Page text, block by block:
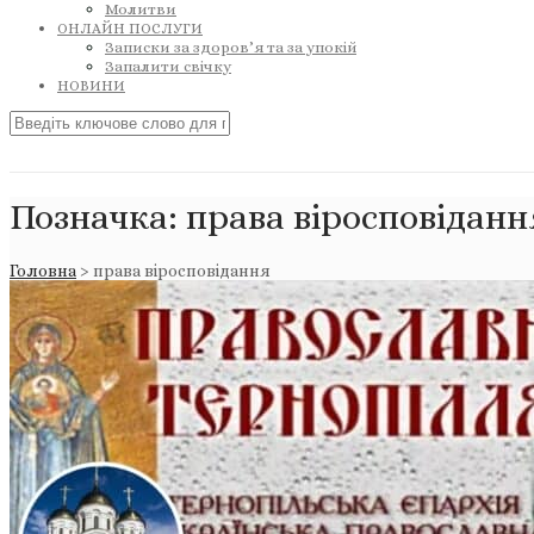
Молитви
ОНЛАЙН ПОСЛУГИ
Записки за здоров’я та за упокій
Запалити свічку
НОВИНИ
Позначка: права
Головна > права віросповідання